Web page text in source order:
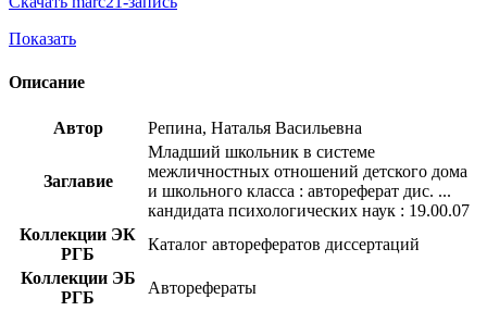
Показать
Описание
Автор Репина, Наталья Васильевна
Заглавие
Младший школьник в системе
межличностных отношений детского дома
и школьного класса : автореферат дис. ...
кандидата психологических наук : 19.00.07
Коллекции ЭК
РГБ
Каталог авторефератов диссертаций
Коллекции ЭБ
РГБ
Авторефераты